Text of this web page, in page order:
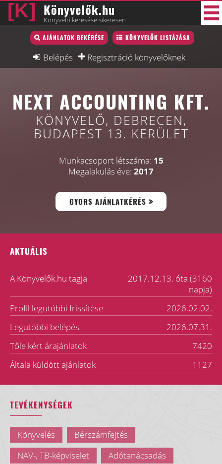
Könyvelők.hu
Könyvelő keresése sikeresen
AJÁNLATOK BEKÉRÉSE KÖNYVELŐK LISTÁZÁSA
Belépés Regisztráció könyvelőknek
Könyvelő lista
Könyvelési munkák
Interjú
NEXT ACCOUNTING KFT.
KÖNYVELŐ, DEBRECEN,
BUDAPEST 13. KERÜLET
Munkacsoport létszáma: 15
Megalakulás éve: 2017
GYORS AJÁNLATKÉRÉS
AKTUÁLIS
A Könyvelők.hu tagja
2017.12.13. óta (3160
napja)
Profil legutóbbi frissítése
2026.02.02.
Legutóbbi belépés
2026.07.31.
Tőle kért árajánlatok
7420
Általa küldött ajánlatok
1127
TEVÉKENYSÉGEK
Könyvelés
Bérszámfejtés
NAV-, TB-képviselet
Adótanácsadás